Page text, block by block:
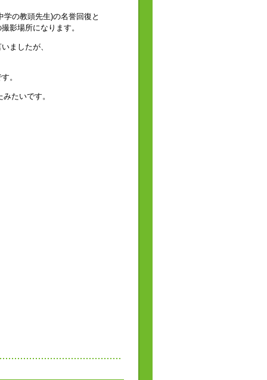
学の教頭先生)の名誉回復と
影場所になります。
ましたが、
。
たいです。